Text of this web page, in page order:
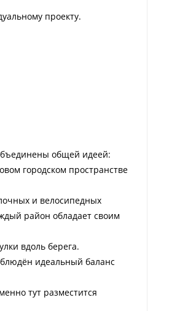
проекту.
общей идеей:
городском пространстве
и велосипедных
район обладает своим
вдоль берега.
идеальный баланс
тут разместится